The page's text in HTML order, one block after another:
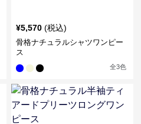
¥5,570 (税込)
骨格ナチュラルシャツワンピー
ス
全3色